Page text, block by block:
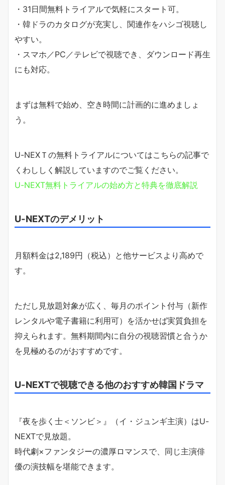
・31日間無料トライアルで気軽にスタート可。
・韓ドラのカタログが充実し、関連作をハシゴ視聴し
やすい。
・スマホ／PC／テレビで視聴でき、ダウンロード再生
にも対応。
まずは無料で始め、空き時間に計画的に進めましょ
う。
U-NEXＴの無料トライアルについてはこちらの記事で
くわししく解説していますのでご覧ください。
U-NEXT無料トライアルの始め方と特典を徹底解説
U-NEXTのデメリット
月額料金は2,189円（税込）と他サービスより高めで
す。
ただし見放題対象が広く、毎月のポイント付与（新作
レンタルや電子書籍に利用可）を活かせば実質負担を
抑えられます。無料期間内に自分の視聴習慣と合うか
を見極めるのがおすすめです。
U-NEXTで視聴できる他のおすすめ韓国ドラマ
『夜を歩く士＜ソンビ＞』（イ・ジュンギ主演）はU-
NEXTで見放題。
時代劇×ファンタジーの濃厚ロマンスで、同じ主演俳
優の演技幅を堪能できます。